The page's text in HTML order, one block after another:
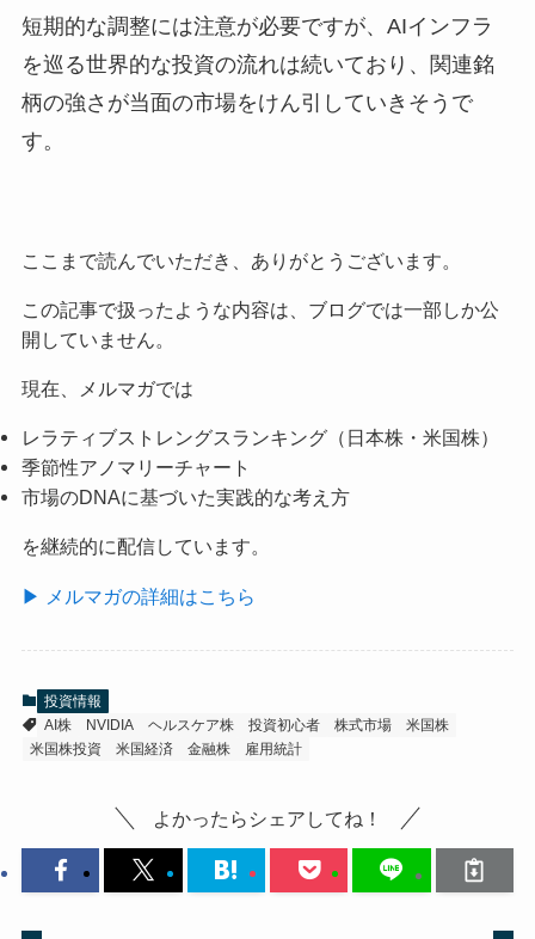
短期的な調整には注意が必要ですが、AIインフラ
を巡る世界的な投資の流れは続いており、関連銘
柄の強さが当面の市場をけん引していきそうで
す。
ここまで読んでいただき、ありがとうございます。
この記事で扱ったような内容は、ブログでは一部しか公
開していません。
現在、メルマガでは
レラティブストレングスランキング（日本株・米国株）
季節性アノマリーチャート
市場のDNAに基づいた実践的な考え方
を継続的に配信しています。
▶ メルマガの詳細はこちら
投資情報
AI株
NVIDIA ヘルスケア株 投資初心者 株式市場
米国株
米国株投資
米国経済 金融株 雇用統計
よかったらシェアしてね！